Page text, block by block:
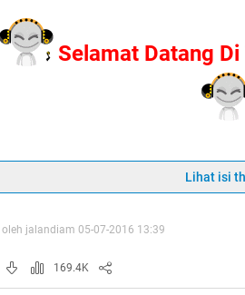
Selamat Datang
Lihat isi
oleh jalandiam 05-07-2016 13:39
169.4K